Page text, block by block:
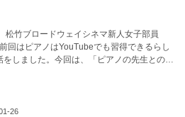
松竹ブロードウェイシネマ新人女子部員
回はピアノはYouTubeでも習得できるらし
をしました。今回は、「ピアノの先生とのマ
ビス」の存在や「音楽の家庭教師」があるこ
で、そのお話をしていきます。カバー画
2 Pianos 4 Hands』より©Rick O'Brien